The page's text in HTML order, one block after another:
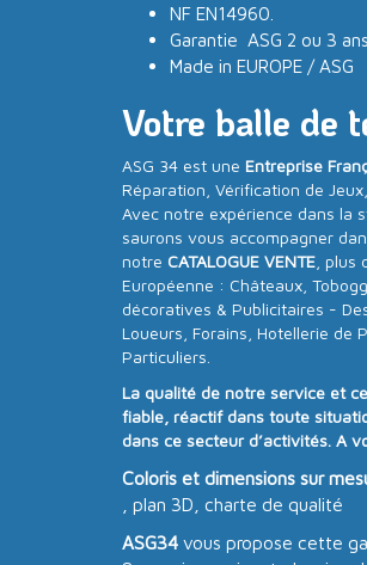
NF EN14960.
Garantie ASG 2 ou 3 ans.
Made in EUROPE / ASG
Votre balle de
ASG 34 est une Entreprise
Réparation, Vérification de
Avec notre expérience dans la
saurons vous accompagner
notre CATALOGUE VENTE ,
Européenne : Châteaux,
décoratives & Publicitaires -
Loueurs, Forains, Hotellerie de
Particuliers.
La qualité de notre service et
fiable, réactif dans toute
dans ce secteur d’activités. A
Coloris et dimensions sur
, plan 3D, charte de qualité
ASG34 vous propose cette